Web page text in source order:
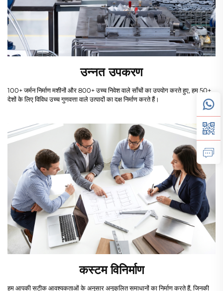
उन्नत उपकरण
100+ जर्मन निर्माण मशीनों और 800+ उच्च निवेश वाले साँचों का उपयोग करते हुए, हम 50+
देशों के लिए विविध उच्च गुणवत्ता वाले उत्पादों का दक्ष निर्माण करते हैं।
कस्टम विनिर्माण
हम आपकी सटीक आवश्यकताओं के अनुसार अनुकूलित समाधानों का निर्माण करते हैं, जिनकी